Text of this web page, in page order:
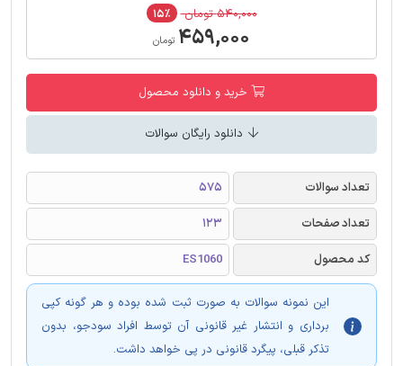
۵۴۰,۰۰۰ تومان ۱۵٪
۴۵۹,۰۰۰ تومان
خرید و دانلود محصول
دانلود رایگان سوالات
تعداد سوالات
575
تعداد صفحات
123
کد محصول
ES1060
این نمونه سوالات به صورت ثبت شده بوده و هر گونه کپی
برداری و انتشار غیر قانونی آن توسط افراد سودجو، بدون
تذکر قبلی، پیگرد قانونی در پی خواهد داشت.